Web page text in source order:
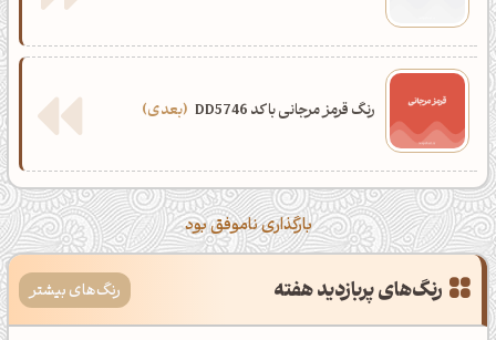
رنگ قرمز مرجانی با کد DD5746 بعدی
بارگذاری ناموفق بود
رنگ‌های پربازدید هفته رنگ‌های بیشتر